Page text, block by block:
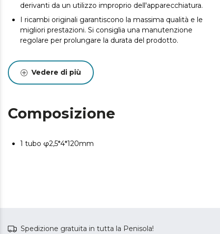
derivanti da un utilizzo improprio dell'apparecchiatura.
I ricambi originali garantiscono la massima qualità e le
migliori prestazioni. Si consiglia una manutenzione
regolare per prolungare la durata del prodotto.
Vedere di più
Composizione
1 tubo φ2,5*4*120mm
Spedizione gratuita in tutta la Penisola!